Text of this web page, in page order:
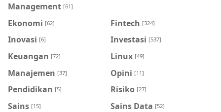
Management [61]
Ekonomi [62] Fintech [324]
Inovasi [6] Investasi [537]
Keuangan [72] Linux [49]
Manajemen [37] Opini [11]
Pendidikan [5] Risiko [27]
Sains [15] Sains Data [52]